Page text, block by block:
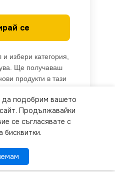
се
избери категория,
Ще получаваш
продукти в тази
experience on our
you agree to
да подобрим вашето
Продължавайки
се съгласявате с
бисквитки.